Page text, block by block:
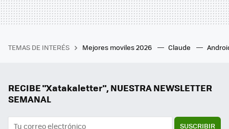
TEMAS DE INTERÉS Mejores moviles 2026 Claude
RECIBE "Xatakaletter", NUESTRA NEWSLETTER
SEMANAL
SUSCRIBIR